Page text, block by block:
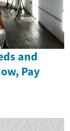
and
Pay